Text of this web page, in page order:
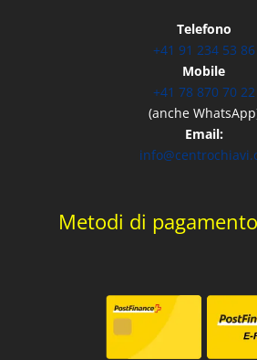
Telefono
+41 91 234 53 86
Mobile
+41 78 870 70 22
(anche
Email:
Metodi di